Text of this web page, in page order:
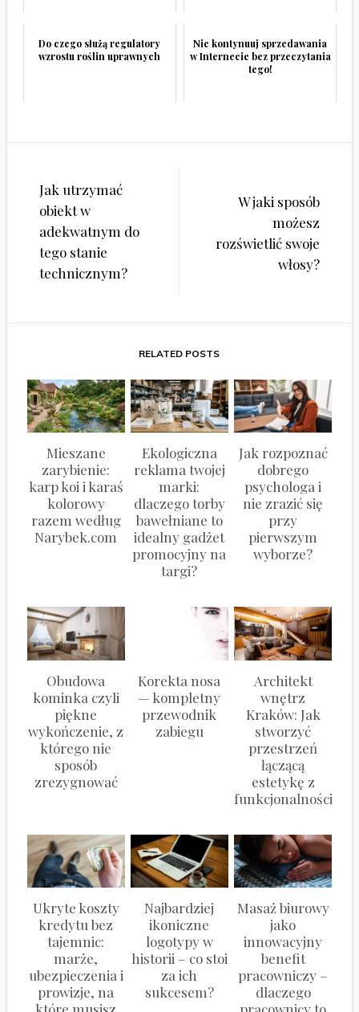
Do czego służą regulatory
wzrostu roślin uprawnych
Nie kontynuuj sprzedawania
w Internecie bez przeczytania
tego!
Nawigacja
wpisu
Jak utrzymać
obiekt w
adekwatnym do
tego stanie
technicznym?
W jaki sposób
możesz
rozświetlić swoje
włosy?
RELATED POSTS
Mieszane
zarybienie:
karp koi i karaś
kolorowy
razem według
Narybek.com
Ekologiczna
reklama twojej
marki:
dlaczego torby
bawełniane to
idealny gadżet
promocyjny na
targi?
Jak rozpoznać
dobrego
psychologa i
nie zrazić się
przy
pierwszym
wyborze?
Obudowa
kominka czyli
piękne
wykończenie, z
którego nie
sposób
zrezygnować
Korekta nosa
— kompletny
przewodnik
zabiegu
Architekt
wnętrz
Kraków: Jak
stworzyć
przestrzeń
łączącą
estetykę z
funkcjonalnością?
Ukryte koszty
kredytu bez
tajemnic:
marże,
ubezpieczenia i
prowizje, na
Najbardziej
ikoniczne
logotypy w
historii – co stoi
za ich
sukcesem?
Masaż biurowy
jako
innowacyjny
benefit
pracowniczy –
dlaczego